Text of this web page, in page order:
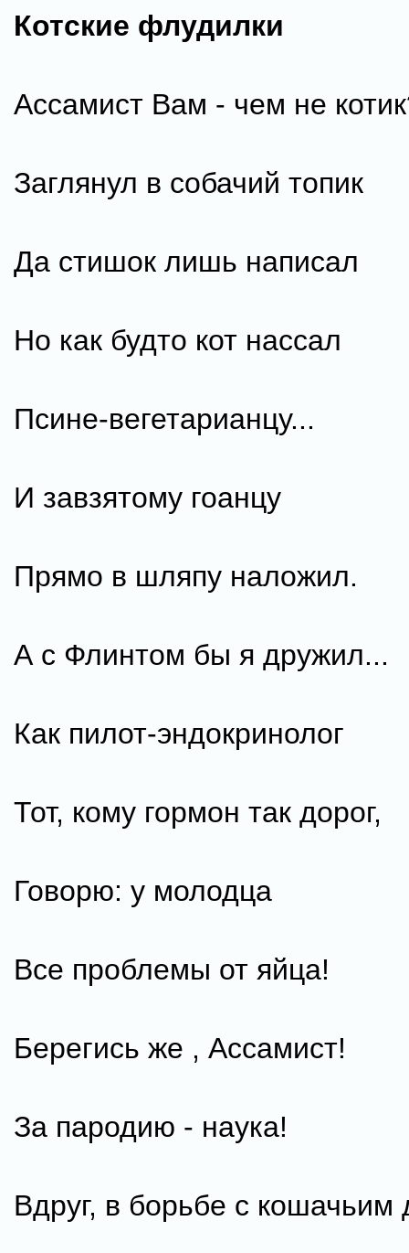
Котские флудилки
Ассамист Вам - чем не
Заглянул в собачий топик
Да стишок лишь написал
Но как будто кот нассал
Псине-вегетарианцу...
И завзятому гоанцу
Прямо в шляпу наложил.
А с Флинтом бы я дружил...
Как пилот-эндокринолог
Тот, кому гормон так дорог,
Говорю: у молодца
Все проблемы от яйца!
Берегись же , Ассамист!
За пародию - наука!
Вдруг, в борьбе с кошачьим